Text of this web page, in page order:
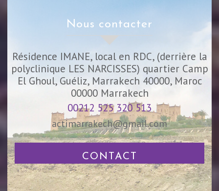
nous contacter
Résidence IMANE, local en RDC, (derrière la
polyclinique LES NARCISSES) quartier Camp
El Ghoul, Guéliz, Marrakech 40000, Maroc
00000 Marrakech
00212 525 320 513
actimarrakech@gmail.com
CONTACT